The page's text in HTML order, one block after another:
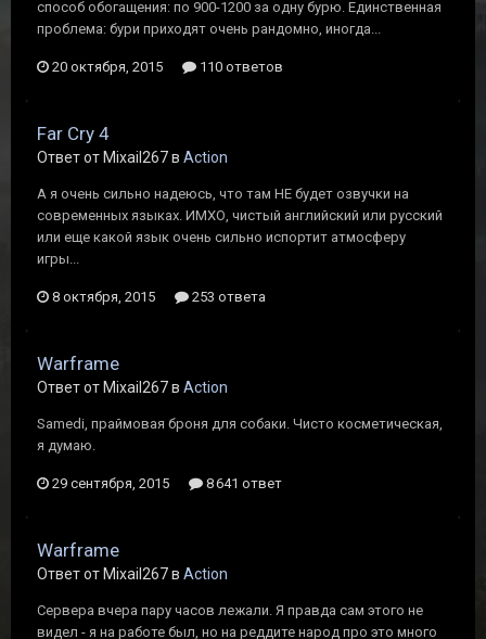
способ обогащения: по 900-1200 за одну бурю. Единственная
проблема: бури приходят очень рандомно, иногда...
20 октября, 2015 110 ответов
Far Cry 4
Ответ от Mixail267 в Action
А я очень сильно надеюсь, что там НЕ будет озвучки на
современных языках. ИМХО, чистый английский или русский
или еще какой язык очень сильно испортит атмосферу
игры...
8 октября, 2015 253 ответа
Warframe
Ответ от Mixail267 в Action
Samedi, праймовая броня для собаки. Чисто косметическая,
я думаю.
29 сентября, 2015 8 641 ответ
Warframe
Ответ от Mixail267 в Action
Сервера вчера пару часов лежали. Я правда сам этого не
видел - я на работе был, но на реддите народ про это много